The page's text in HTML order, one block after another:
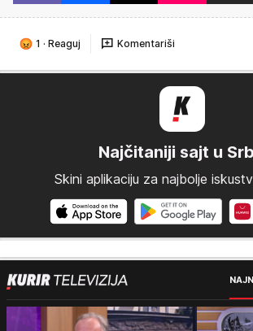
1 · Reaguj Komentariši
Najčitaniji sajt u
Skini aplikaciju za najbolje